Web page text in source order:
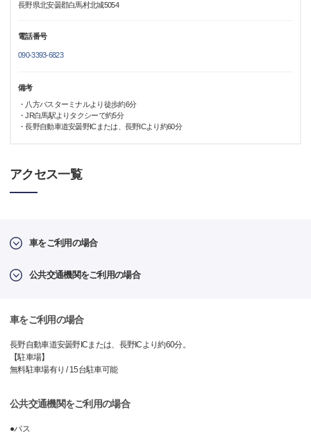
長野県北安曇郡白馬村北城5054
電話番号
090-3393-6823
備考
・八方バスターミナルより徒歩約6分
・JR白馬駅よりタクシーで約5分
・長野自動車道安曇野ICまたは、長野ICより約60分
アクセス一覧
車をご利用の場合
公共交通機関をご利用の場合
車をご利用の場合
長野自動車道安曇野ICまたは、長野ICより約60分。
【駐車場】
無料駐車場有り / 15台駐車可能
公共交通機関をご利用の場合
●バス